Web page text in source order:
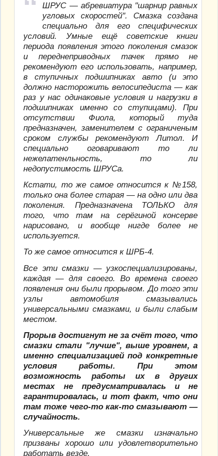
ШРУС — абревиатура "шарнир равных
угловых скоростей". Смазка создана
специально для его специфических
условий. Умные ещё советские книги
периода появления этого поколения смазок
и переднеприводных тачек прямо не
рекомендуют его использовать, например,
в ступичных подшипниках авто (и это
должно насторожить велосипедиста — как
раз у нас одинаковые условия и нагрузки в
подшипниках именно со ступицами). При
отсутствии Фиола, который туда
предназначен, заменителем с ограниченым
сроком службы рекомендуют Литол. И
специально оговаривают то ли
нежелатенльность, то ли
недопустимость ШРУСа.
Кстати, то же самое относится к №158,
только она более старая — на одно или два
поколения. Предназначена ТОЛЬКО для
того, что там на серёгиной консерве
нарисовано, и вообще нигде более не
используется.
То же самое относится к ШРБ-4.
Все эти смазки — узкоспециализированы,
каждая — для своего. Во времена своего
появления они были прорывом. До того эти
узлы автомобиля смазывались
универсальными смазками, и были слабым
местом.
Прорыв достигнут не за счёт того, что
смазки стали "лучше", выше уровнем, а
именно специализацией под конкретные
условия работы. При этом
возможность работы их в других
местах не предусматривалась и не
гарантировалась, и тот факт, что они
там тоже чего-то как-то смазывают —
случайность.
Универсальные же смазки изначально
призваны хорошо или удовлетворительно
работать везде.